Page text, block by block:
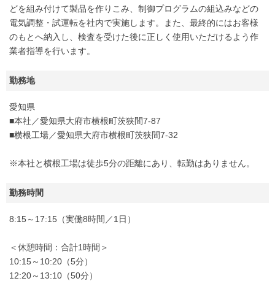
どを組み付けて製品を作りこみ、制御プログラムの組込みなどの
電気調整・試運転を社内で実施します。また、最終的にはお客様
のもとへ納入し、検査を受けた後に正しく使用いただけるよう作
業者指導を行います。
勤務地
愛知県
■本社／愛知県大府市横根町茨狭間7-87
■横根工場／愛知県大府市横根町茨狭間7-32
※本社と横根工場は徒歩5分の距離にあり、転勤はありません。
勤務時間
8:15～17:15（実働8時間／1日）
＜休憩時間：合計1時間＞
10:15～10:20（5分）
12:20～13:10（50分）